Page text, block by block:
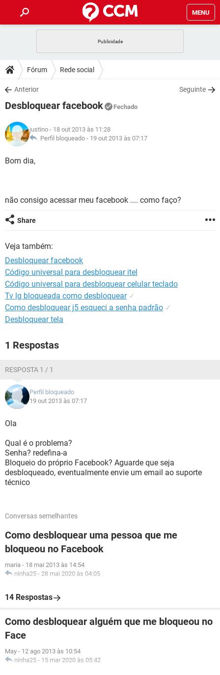
MENU
CELULAR
OUTLOOK
INSTAGRAM GMAIL
GUIA DE COMPRAS
DICAS
JOGOS
INSTAGRAM
GUIA DE COMPRAS
DOWNLOADS
JOGOS WHATSAPP
CELULAR
OUTLOOK EXCEL
INSTAGRAM
JOGOS
CELULAR
OUTLOOK
GUIA DE COMPRAS
GLOSSÁRIO
JOGOS
INSTAGRAM
GUIA DE COMPRAS
Fórum Rede social
Anterior Seguinte
Desbloquear facebook Fechado
justino - 18 out 2013 às 11:28
Perfil bloqueado - 19 out 2013 às 07:17
Bom dia,
não consigo acessar meu facebook .... como faço?
Share
Veja também:
Desbloquear facebook
Código universal para desbloquear itel
Código universal para desbloquear celular teclado
Tv lg bloqueada como desbloquear ✓
Como desbloquear j5 esqueci a senha padrão ✓
Desbloquear tela
1 Respostas
RESPOSTA 1 / 1
Perfil bloqueado
19 out 2013 às 07:17
Ola
Qual é o problema?
Senha? redefina-a
Bloqueio do próprio Facebook? Aguarde que seja
desbloqueado, eventualmente envie um email ao suporte
técnico
Conversas semelhantes
Como desbloquear uma pessoa que me
bloqueou no Facebook
maria - 18 mai 2013 às 14:54
ninha25 - 28 mai 2020 às 04:05
14 Respostas
Como desbloquear alguém que me bloqueou no
Face
May - 12 ago 2013 às 10:54
ninha25 - 15 mar 2020 às 05:42